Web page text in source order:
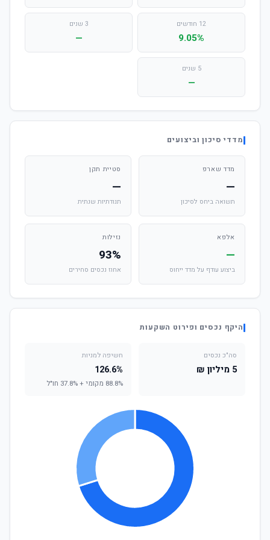
12 חודשים
9.05%
3 שנים
—
5 שנים
—
מדדי סיכון וביצועים
מדד שארפ
—
תשואה ביחס לסיכון
סטיית תקן
—
תנודתיות שנתית
אלפא
—
ביצוע עודף על מדד ייחוס
נזילות
93%
אחוז נכסים סחירים
היקף נכסים ופירוט השקעות
סה"כ נכסים
5 מיליון ₪
חשיפה למניות
126.6%
88.8% מקומי + 37.8% חו"ל